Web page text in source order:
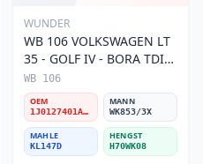
WUNDER
WB 106 VOLKSWAGEN LT
35 - GOLF IV - BORA TDI
1J0 127 401 Yakıt/Mazot
Filtresi
WB 106
OEM
1J0127401A/2D0127399/1J0127399A
MANN
WK853/3X
MAHLE
KL147D
HENGST
H70WK08